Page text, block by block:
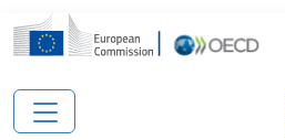
Skip to main content